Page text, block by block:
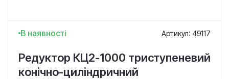
В наявності Артикул: 49117
Редуктор КЦ2-1000 триступеневий
конічно-циліндричний